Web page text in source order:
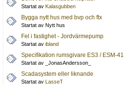
Startat av Kalasgubben
Bygga nytt hus med bvp och ftx
Startat av Nytt hus
Fel i fastighet - Jordvärmepump
Startat av ibland
Specifikation rumsgivare ES3 / ESM-41
Startat av _JonasAndersson_
Scadasystem eller liknande
Startat av LasseT